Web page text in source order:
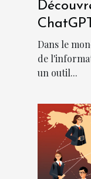
des
Dans le
de
un outil...